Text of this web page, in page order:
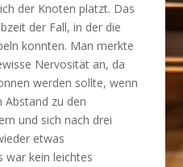
der Knoten platzt. Das
der Fall, in der die
konnten. Man merkte
Nervosität an, da
werden sollte, wenn
zu den
und sich nach drei
etwas
war kein leichtes